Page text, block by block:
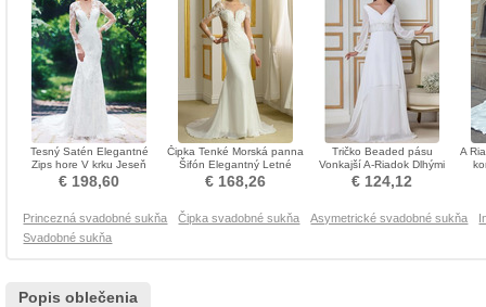
Tesný Satén Elegantné
Zips hore V krku Jeseň
Tenké Svadobné šaty
€ 198,60
Čipka Tenké Morská panna
Šifón Elegantný Letné
Poroka Obleko
€ 168,26
Tričko Beaded pásu
Vonkajší A-Riadok Dlhými
rukávmi Poroka Obleko
€ 124,12
A
Princezná svadobné sukňa Čipka svadobné sukňa Asymetrické svadobné sukňa
Svadobné sukňa
Popis oblečenia